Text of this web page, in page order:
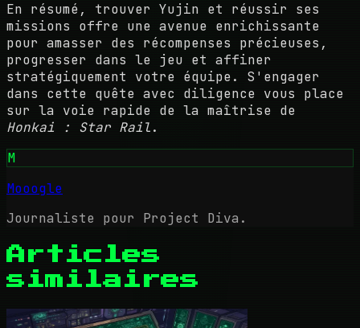
En résumé, trouver Yujin et réussir ses
missions offre une avenue enrichissante
pour amasser des récompenses précieuses,
progresser dans le jeu et affiner
stratégiquement votre équipe. S'engager
dans cette quête avec diligence vous place
sur la voie rapide de la maîtrise de
Honkai : Star Rail.
M
Mooogle
Journaliste pour Project Diva.
Articles
similaires